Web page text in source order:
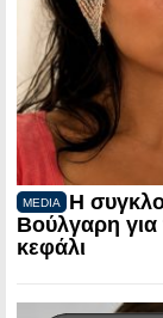
MEDIA
Η
Βούλγαρη για
κεφάλι